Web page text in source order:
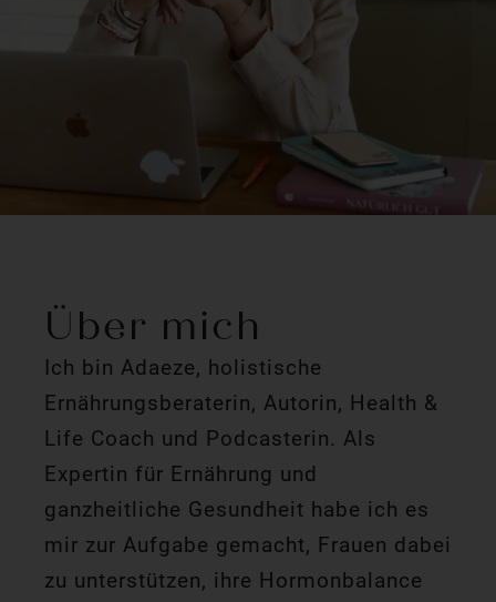
Über mich
Ich bin Adaeze, holistische
Ernährungsberaterin, Autorin, Health &
Life Coach und Podcasterin. Als
Expertin für Ernährung und
ganzheitliche Gesundheit habe ich es
mir zur Aufgabe gemacht, Frauen dabei
zu unterstützen, ihre Hormonbalance